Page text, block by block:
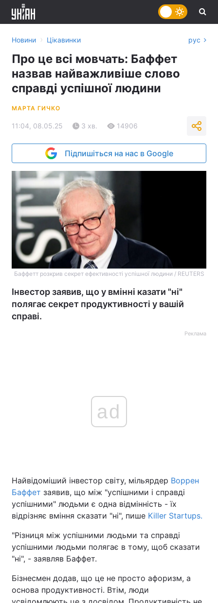
Головна Війна
Україна Політика
Економіка Світ
Спорт Наука
Техно і зв'язок
Зброя Інциденти
Новини › Цікавинки рус
Про це всі мовчать: Баффет
назвав найважливіше слово
справді успішної людини
МАРТА ГИЧКО
11:04, 08.05.25 3 хв. 14906
Підпишіться на нас в Google
Баффетт розкрив секрет ефективності успішної людини / REUTERS
Інвестор заявив, що у вмінні казати "ні"
полягає секрет продуктивності у вашій
справі.
Реклама
ad
Найвідоміший інвестор світу, мільярдер Воррен
Баффет заявив, що між "успішними і справді
успішними" людьми є одна відмінність - їх
відрізняє вміння сказати "ні", пише Killer Startups.
"Різниця між успішними людьми та справді
успішними людьми полягає в тому, щоб сказати
"ні", - заявляв Баффет.
Бізнесмен додав, що це не просто афоризм, а
основа продуктивності. Втім, люди